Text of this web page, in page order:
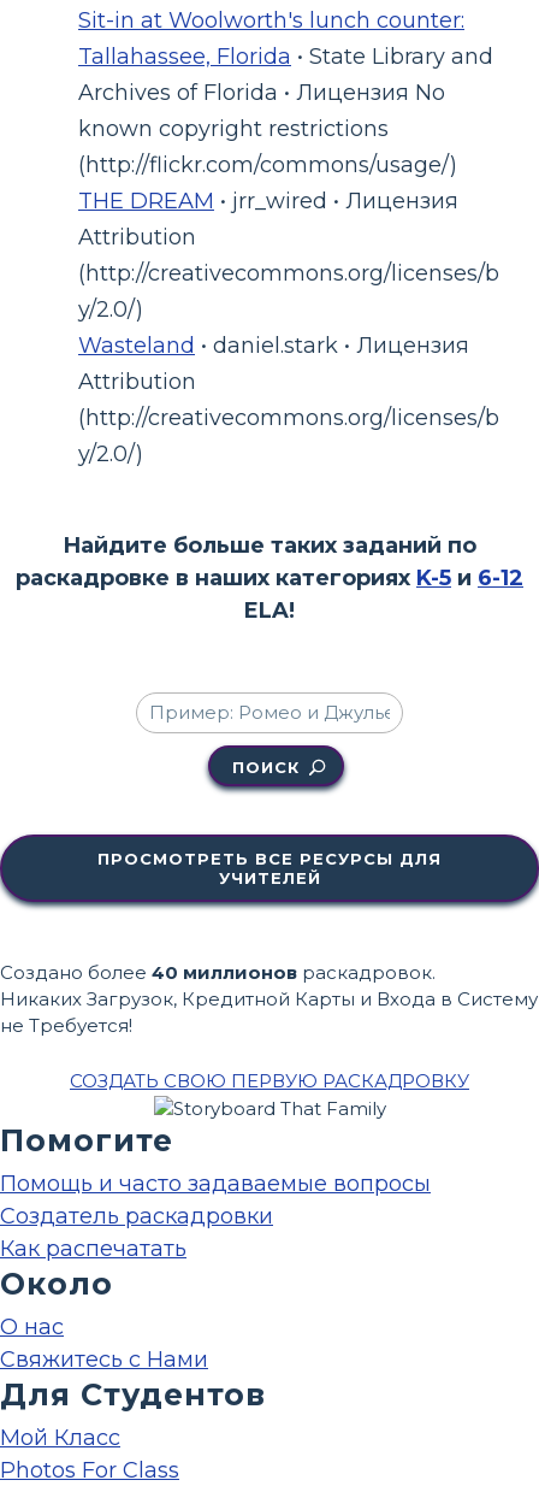
Sit-in at Woolworth's lunch counter:
Tallahassee, Florida • State Library and
Archives of Florida • Лицензия No
known copyright restrictions
(http://flickr.com/commons/usage/)
THE DREAM • jrr_wired • Лицензия
Attribution
(http://creativecommons.org/licenses/b
y/2.0/)
Wasteland • daniel.stark • Лицензия
Attribution
(http://creativecommons.org/licenses/b
y/2.0/)
Найдите больше таких заданий по
раскадровке в наших категориях K-5 и 6-12
ELA!
ПОИСК
ПРОСМОТРЕТЬ ВСЕ РЕСУРСЫ ДЛЯ
УЧИТЕЛЕЙ
Создано более 40 миллионов раскадровок.
Никаких Загрузок, Кредитной Карты и Входа в Систему
не Требуется!
СОЗДАТЬ СВОЮ ПЕРВУЮ РАСКАДРОВКУ
Помогите
Помощь и часто задаваемые вопросы
Создатель раскадровки
Как распечатать
Около
О нас
Свяжитесь с Нами
Для Студентов
Мой Класс
Photos For Class